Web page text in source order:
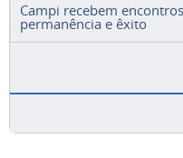
Campi recebem
permanência e êxito